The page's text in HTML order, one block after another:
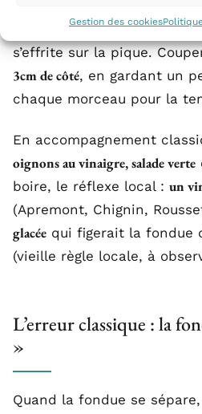
Gestion des cookies
Le pain doit êtrerassis (24 à
s’effrite sur la pique.
3cm de côté, en gardant un
chaque morceau pour la
En accompagnement
oignons au vinaigre, salade verte
boire, le réflexe local : un
(Apremont, Chignin,
glacée qui figerait la fondue
(vieille règle locale, à
L’erreur classique : la
»
Quand la fondue se